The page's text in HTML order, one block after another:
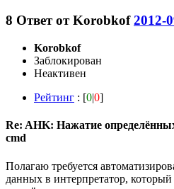
8 Ответ отKorobkof 2012-
Korobkof
Заблокирован
Неактивен
Рейтинг : [0|0]
Re: AHK: Нажатие
cmd
Полагаю требуется
данных в интерпретатор,